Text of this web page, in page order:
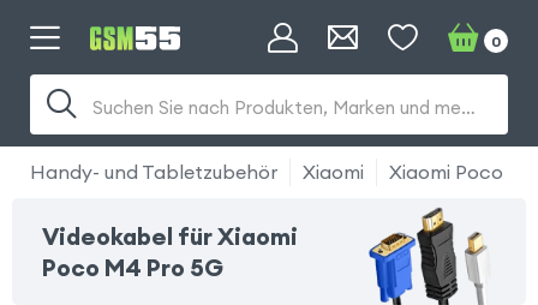
Suchen Sie nach Produkten, Marken und mehr...
0
Handy- und Tabletzubehör Xiaomi Xiaomi Poco
Videokabel für Xiaomi
Poco M4 Pro 5G